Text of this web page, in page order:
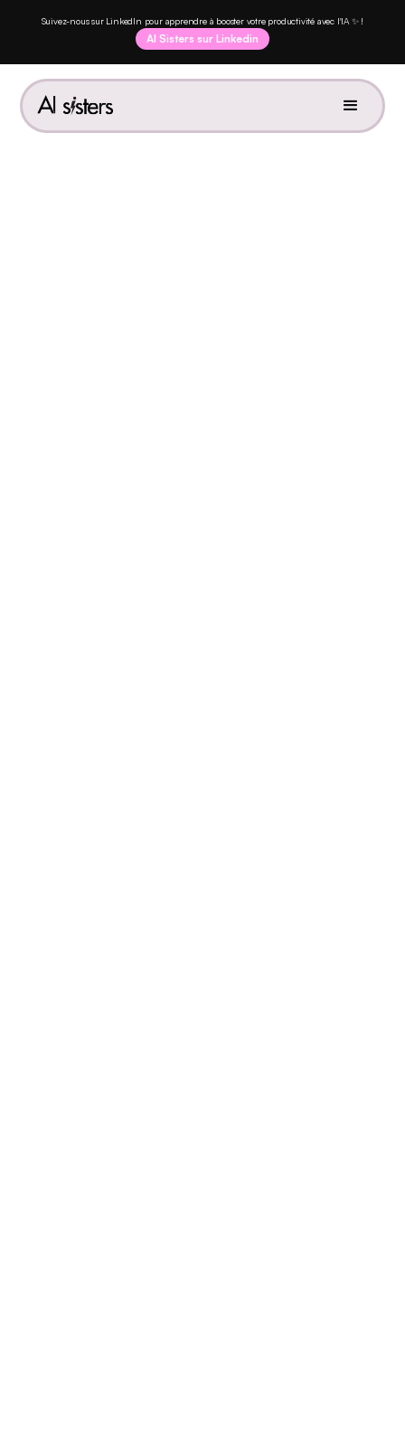
Suivez-nous sur LinkedIn pour apprendre à booster votre productivité avec l'IA ✨ !
AI Sisters sur Linkedin